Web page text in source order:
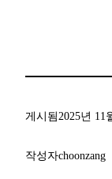
게시됨2025년 11
작성자choonzang